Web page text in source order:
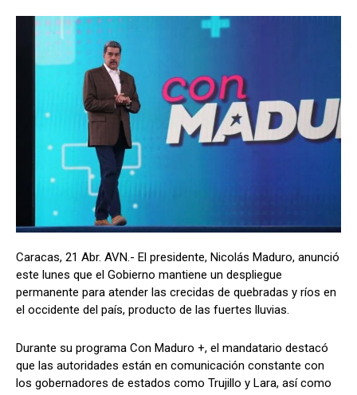
Caracas, 21 Abr. AVN.- El presidente, Nicolás Maduro, anunció
este lunes que el Gobierno mantiene un despliegue
permanente para atender las crecidas de quebradas y ríos en
el occidente del país, producto de las fuertes lluvias.
Durante su programa Con Maduro +, el mandatario destacó
que las autoridades están en comunicación constante con
los gobernadores de estados como Trujillo y Lara, así como